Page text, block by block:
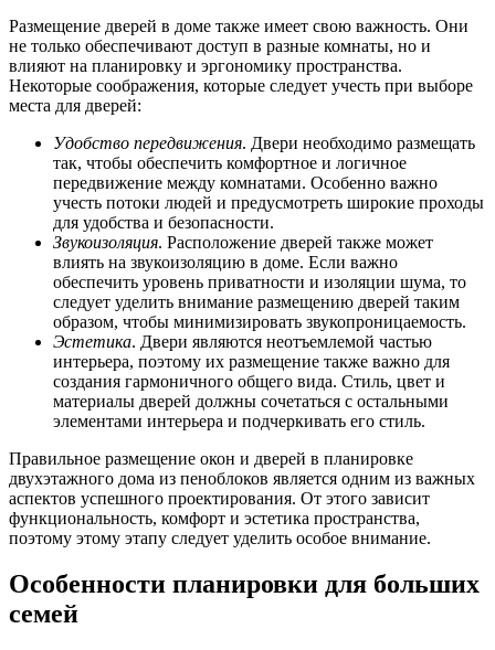
Размещение дверей в доме также имеет свою важность. Они
не только обеспечивают доступ в разные комнаты, но и
влияют на планировку и эргономику пространства.
Некоторые соображения, которые следует учесть при выборе
места для дверей:
Удобство передвижения. Двери необходимо размещать
так, чтобы обеспечить комфортное и логичное
передвижение между комнатами. Особенно важно
учесть потоки людей и предусмотреть широкие проходы
для удобства и безопасности.
Звукоизоляция. Расположение дверей также может
влиять на звукоизоляцию в доме. Если важно
обеспечить уровень приватности и изоляции шума, то
следует уделить внимание размещению дверей таким
образом, чтобы минимизировать звукопроницаемость.
Эстетика. Двери являются неотъемлемой частью
интерьера, поэтому их размещение также важно для
создания гармоничного общего вида. Стиль, цвет и
материалы дверей должны сочетаться с остальными
элементами интерьера и подчеркивать его стиль.
Правильное размещение окон и дверей в планировке
двухэтажного дома из пеноблоков является одним из важных
аспектов успешного проектирования. От этого зависит
функциональность, комфорт и эстетика пространства,
поэтому этому этапу следует уделить особое внимание.
Особенности планировки для больших
семей